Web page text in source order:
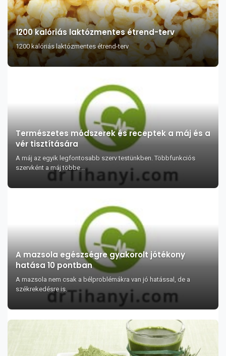
1200 kalóriás laktózmentes étrend-terv
1200 kalóriás laktózmentes étrend-terv
Természetes módszerek és receptek a máj és a
vér tisztítására
A máj az egyik legfontosabb szerv testünkben. Többfunkciós
szervként a máj többe...
A mazsola egészségre gyakorolt jótékony
hatása 10 pontban
A mazsola nem csak a bélproblémákra van jó hatással, de a
székrekedésre is.